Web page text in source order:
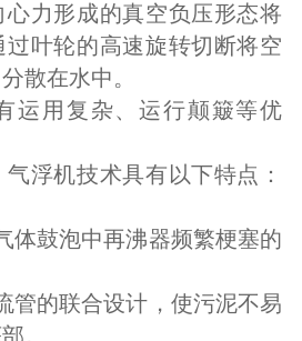
力形成的真空负压形态将
叶轮的高速旋转切断将空
分散在水中。
运用复杂、运行颠簸等优
浮机技术具有以下特点：
体鼓泡中再沸器频繁梗塞的
管的联合设计，使污泥不易
部。